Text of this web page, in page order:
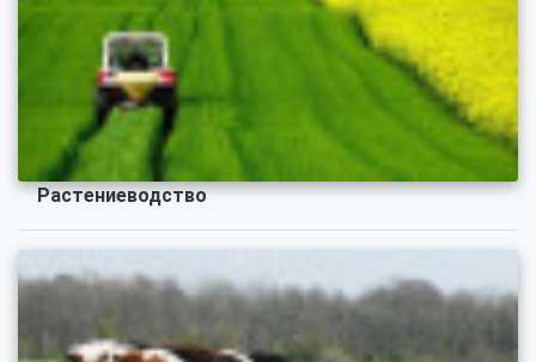
Растениеводство